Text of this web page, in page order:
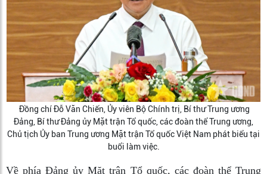
Đồng chí Đỗ Văn Chiến, Ủy viên Bộ Chính trị, Bí thư Trung ương
Đảng, Bí thư Đảng ủy Mặt trận Tổ quốc, các đoàn thể Trung ương,
Chủ tịch Ủy ban Trung ương Mặt trận Tổ quốc Việt Nam phát biểu tại
buổi làm việc.
Về phía Đảng ủy Mặt trận Tổ quốc, các đoàn thể Trung